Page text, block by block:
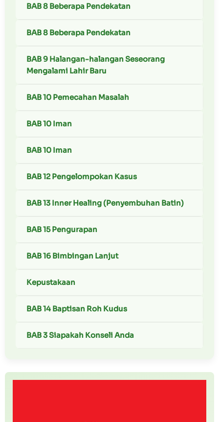
BAB 8 Beberapa Pendekatan
BAB 8 Beberapa Pendekatan
BAB 9 Halangan-halangan Seseorang
Mengalami Lahir Baru
BAB 10 Pemecahan Masalah
BAB 10 Iman
BAB 10 Iman
BAB 12 Pengelompokan Kasus
BAB 13 Inner Healing (Penyembuhan Batin)
BAB 15 Pengurapan
BAB 16 Bimbingan Lanjut
Kepustakaan
BAB 14 Baptisan Roh Kudus
BAB 3 Siapakah Konseli Anda